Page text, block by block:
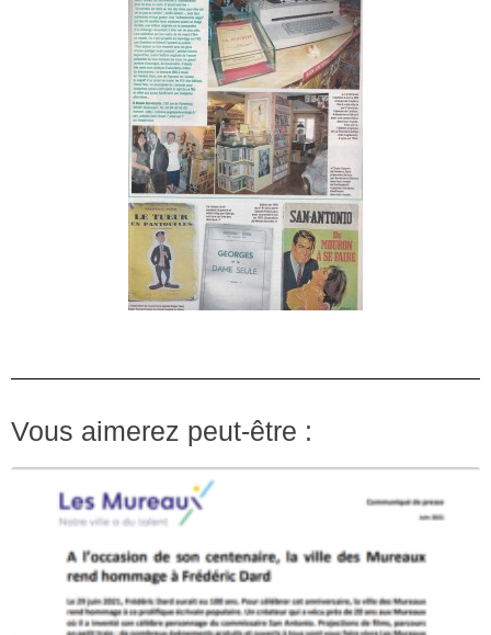
Vous aimerez peut-être :